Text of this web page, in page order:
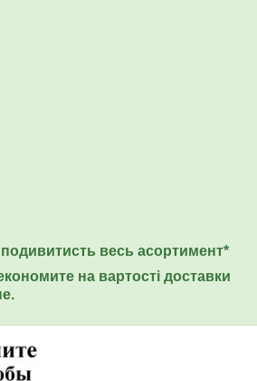
весь асортимент*
на вартості доставки